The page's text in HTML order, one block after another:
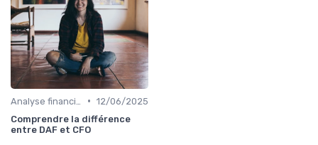
• 12/06/2025
Comprendre la différence
entre DAF et CFO